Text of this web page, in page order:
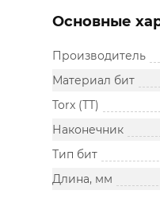
Основные
Производитель
Материал бит
Torx (TT)
Наконечник
Тип бит
Длина, мм